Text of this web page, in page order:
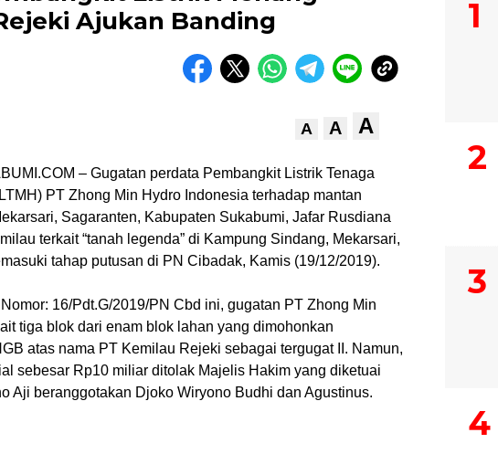
Ajukan Banding
A A A
– Gugatan perdata Pembangkit Listrik Tenaga
PT Zhong Min Hydro Indonesia terhadap mantan
Sagaranten, Kabupaten Sukabumi, Jafar Rusdiana
terkait “tanah legenda” di Kampung Sindang, Mekarsari,
tahap putusan di PN Cibadak, Kamis (19/12/2019).
16/Pdt.G/2019/PN Cbd ini, gugatan PT Zhong Min
tiga blok dari enam blok lahan yang dimohonkan
atas nama PT Kemilau Rejeki sebagai tergugat II. Namun,
sebesar Rp10 miliar ditolak Majelis Hakim yang diketuai
Aji beranggotakan Djoko Wiryono Budhi dan Agustinus.